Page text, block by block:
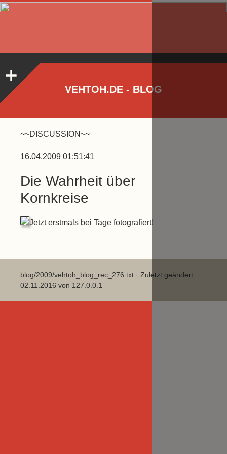
VEHTOH.DE - BLOG
~~DISCUSSION~~
16.04.2009 01:51:41
Die Wahrheit über
Kornkreise
Jetzt erstmals bei Tage fotografiert!
blog/2009/vehtoh_blog_rec_276.txt · Zuletzt geändert:
02.11.2016 von 127.0.0.1